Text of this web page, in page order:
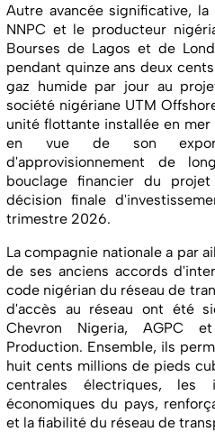
Autre avancée significative,
NNPC et le producteur
Bourses de Lagos et de
pendant quinze ans deux
gaz humide par jour au
société nigériane UTM
unité flottante installée en
en vue de son
d'approvisionnement de
bouclage financier du
décision finale
trimestre 2026.
La compagnie nationale a par
de ses anciens accords
code nigérian du réseau de
d'accès au réseau ont été
Chevron Nigeria, AGPC
Production. Ensemble, ils
huit cents millions de pieds
centrales électriques,
économiques du pays,
et la fiabilité du réseau de